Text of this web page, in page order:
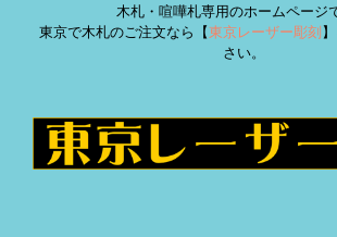
木札・喧嘩札専用のホームページ
東京で木札のご注文なら【東京レーザー彫刻
さい。